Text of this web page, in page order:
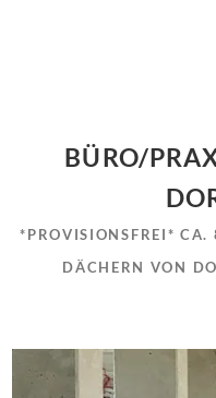
BÜRO/
*PROVISIONSFREI* CA.
DÄCHERN VON